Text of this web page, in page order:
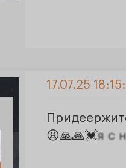
17.07.25
😫🙏🙏💓я с